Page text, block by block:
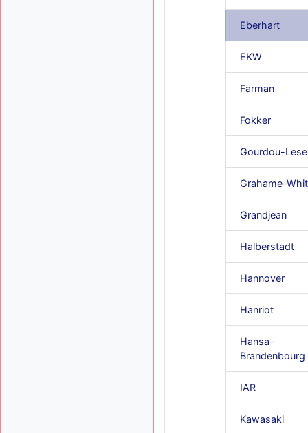
Eberhart
EKW
Farman
Fokker
Gourdou-
Grahame-
Grandjean
Halberstadt
Hannover
Hanriot
Hansa-
Brandenbourg
IAR
Kawasaki